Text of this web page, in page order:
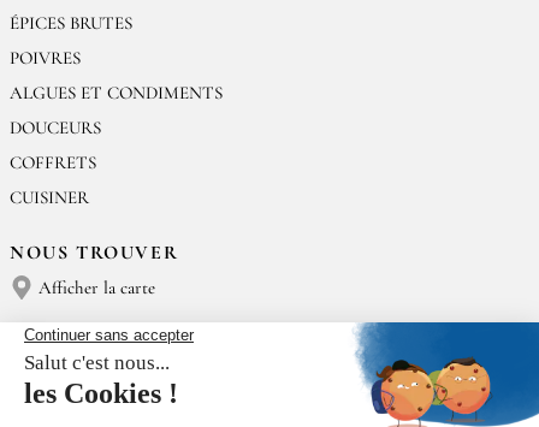
ÉPICES BRUTES
POIVRES
ALGUES ET CONDIMENTS
DOUCEURS
COFFRETS
CUISINER
NOUS TROUVER
Afficher la carte
NOUS CONTACTER
Épices Rœllinger
Tél : (+33) 02 23 15 13 91